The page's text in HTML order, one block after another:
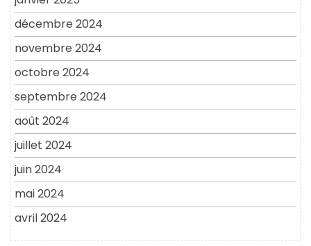
décembre 2024
novembre 2024
octobre 2024
septembre 2024
août 2024
juillet 2024
juin 2024
mai 2024
avril 2024